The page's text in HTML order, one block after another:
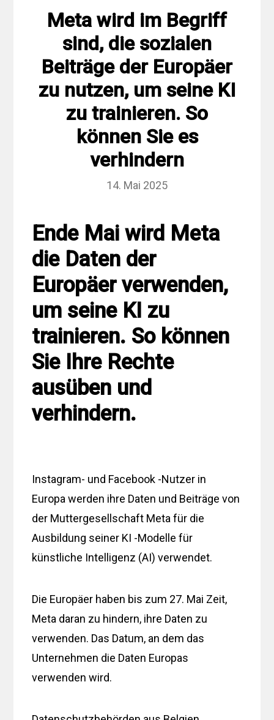
Meta wird im Begriff
sind, die sozialen
Beiträge der Europäer
zu nutzen, um seine KI
zu trainieren. So
können Sie es
verhindern
14. Mai 2025
Ende Mai wird Meta
die Daten der
Europäer verwenden,
um seine KI zu
trainieren. So können
Sie Ihre Rechte
ausüben und
verhindern.
Instagram- und Facebook -Nutzer in
Europa werden ihre Daten und Beiträge von
der Muttergesellschaft Meta für die
Ausbildung seiner KI -Modelle für
künstliche Intelligenz (AI) verwendet.
Die Europäer haben bis zum 27. Mai Zeit,
Meta daran zu hindern, ihre Daten zu
verwenden. Das Datum, an dem das
Unternehmen die Daten Europas
verwenden wird.